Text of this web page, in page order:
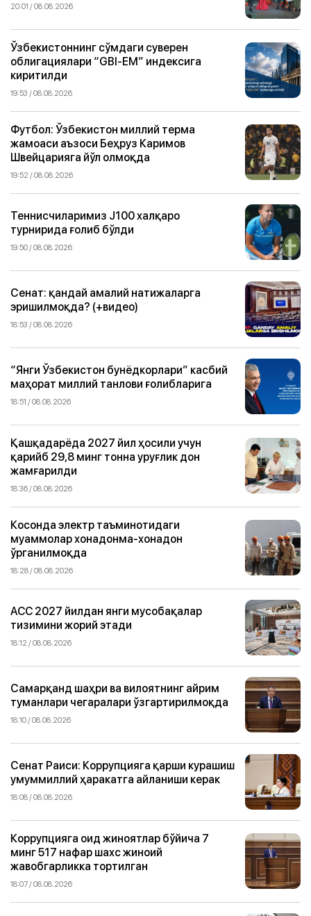
20:01 / 08.08.2026
Ўзбекистоннинг сўмдаги суверен
облигациялари “GBI-EM” индексига
киритилди
19:53 / 08.08.2026
Футбол: Ўзбекистон миллий терма
жамоаси аъзоси Беҳруз Каримов
Швейцарияга йўл олмоқда
19:52 / 08.08.2026
Теннисчиларимиз J100 халқаро
турнирида ғолиб бўлди
19:50 / 08.08.2026
Сенат: қандай амалий натижаларга
эришилмоқда? (+видео)
18:53 / 08.08.2026
“Янги Ўзбекистон бунёдкорлари” касбий
маҳорат миллий танлови ғолибларига
18:51 / 08.08.2026
Қашқадарёда 2027 йил ҳосили учун
қарийб 29,8 минг тонна уруғлик дон
жамғарилди
18:36 / 08.08.2026
Косонда электр таъминотидаги
муаммолар хонадонма-хонадон
ўрганилмоқда
18:28 / 08.08.2026
ACC 2027 йилдан янги мусобақалар
тизимини жорий этади
18:12 / 08.08.2026
Самарқанд шаҳри ва вилоятнинг айрим
туманлари чегаралари ўзгартирилмоқда
18:10 / 08.08.2026
Сенат Раиси: Коррупцияга қарши курашиш
умуммиллий ҳаракатга айланиши керак
18:08 / 08.08.2026
Коррупцияга оид жиноятлар бўйича 7
минг 517 нафар шахс жиноий
жавобгарликка тортилган
18:07 / 08.08.2026